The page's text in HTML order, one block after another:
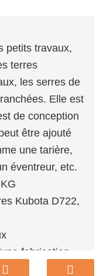
petits travaux,
terres
les serres de
Elle est
de conception
être ajouté
une tarière,
éventreur, etc.
Kubota D722,
fabrication
de vie. Les